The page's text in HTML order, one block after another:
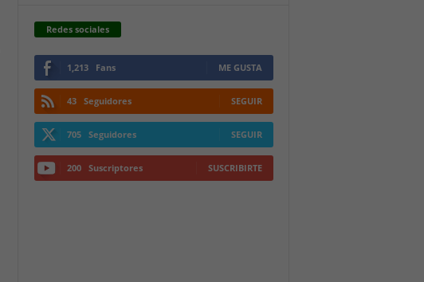
Redes sociales
1,213 Fans ME GUSTA
43 Seguidores SEGUIR
705 Seguidores SEGUIR
200 Suscriptores SUSCRIBIRTE